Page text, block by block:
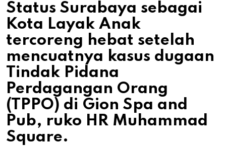
Status Surabaya sebagai
Kota Layak Anak
tercoreng hebat setelah
mencuatnya kasus dugaan
Tindak Pidana
Perdagangan Orang
(TPPO) di Gion Spa and
Pub, ruko HR Muhammad
Square.